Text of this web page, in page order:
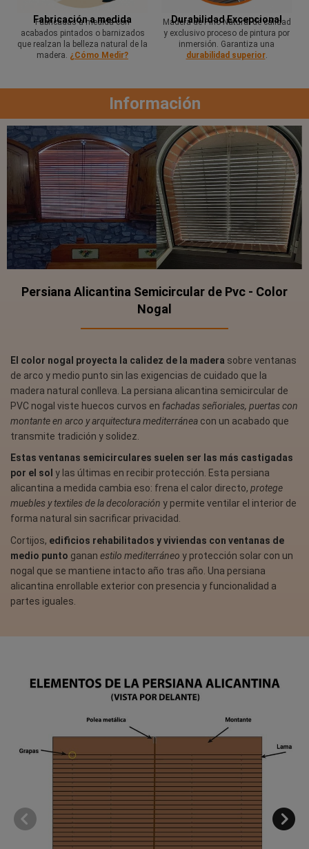
Fabricación a medida
Fabricadas a medida con
acabados pintados o barnizados
que realzan la belleza natural de la
madera. ¿Cómo Medir?
Durabilidad Excepcional
Madera de Pino Natural de calidad
y exclusivo proceso de pintura por
inmersión. Garantiza una
durabilidad superior.
Información
Persiana Alicantina Semicircular de Pvc - Color
Nogal
El color nogal proyecta la calidez de la madera sobre ventanas
de arco y medio punto sin las exigencias de cuidado que la
madera natural conlleva. La persiana alicantina semicircular de
PVC nogal viste huecos curvos en fachadas señoriales, puertas con
montante en arco y arquitectura mediterránea con un acabado que
transmite tradición y solidez.
Estas ventanas semicirculares suelen ser las más castigadas
por el sol y las últimas en recibir protección. Esta persiana
alicantina a medida cambia eso: frena el calor directo, protege
muebles y textiles de la decoloración y permite ventilar el interior de
forma natural sin sacrificar privacidad.
Cortijos, edificios rehabilitados y viviendas con ventanas de
medio punto ganan estilo mediterráneo y protección solar con un
nogal que se mantiene intacto año tras año. Una persiana
alicantina enrollable exterior con presencia y funcionalidad a
partes iguales.